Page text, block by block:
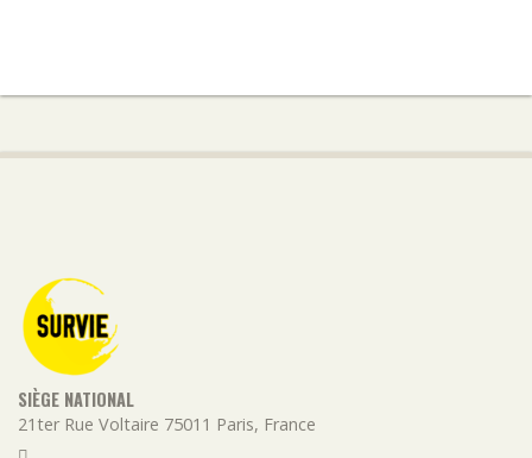
SIÈGE NATIONAL
21ter Rue Voltaire 75011 Paris, France